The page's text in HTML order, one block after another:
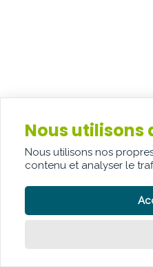
Nous utilisons
Nous utilisons nos
contenu et analyser le